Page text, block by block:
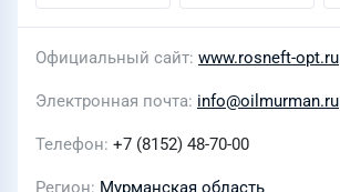
Официальный сайт www.rosneft-opt.ru
Электронная почта info@oilmurman.ru
Телефон +7 (8152) 48-70-00
Регион Мурманская область